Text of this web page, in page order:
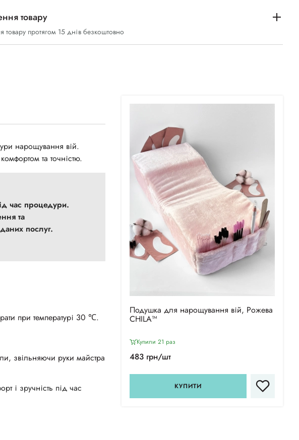
товару
товару протягом 15 днів безкоштовно
нарощування вій.
та точністю.
та
послуг.
при температурі 30 ℃.
звільняючи руки майстра
і зручність під час
Подушка для нарощування вій, Рожева
CHILA™
Купили 21 раз
483 грн/шт
КУПИТИ